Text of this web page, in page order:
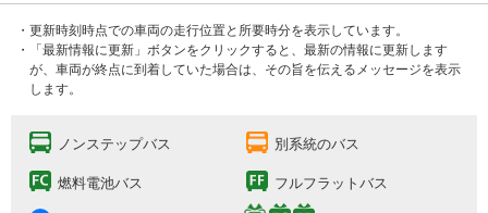
・更新時刻時点での車両の走行位置と所要時分を表示しています。
・「最新情報に更新」ボタンをクリックすると、最新の情報に更新します
が、車両が終点に到着していた場合は、その旨を伝えるメッセージを表示
します。
ノンステップバス 別系統のバス
燃料電池バス フルフラットバス